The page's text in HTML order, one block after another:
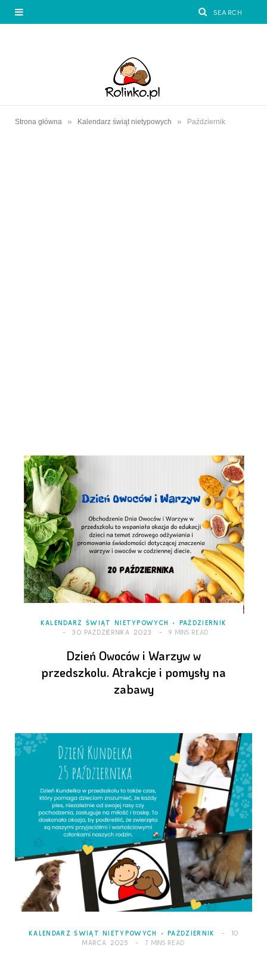
Strona główna » Kalendarz świąt nietypowych » Październik
KALENDARZ ŚWIĄT NIETYPOWYCH
PAŹDZIERNIK
30 PAŹDZIERNIKA 2023
9 MINS READ
Dzień Owoców i Warzyw w
przedszkolu. Atrakcje i pomysły na
zabawy
KALENDARZ ŚWIĄT NIETYPOWYCH PAŹDZIERNIK
10
MARCA 2025
7 MINS READ